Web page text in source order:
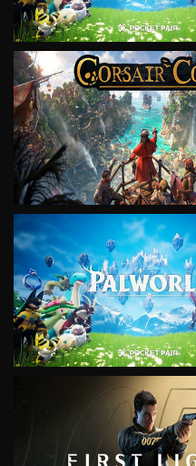
VIEW
VIEW
VIEW